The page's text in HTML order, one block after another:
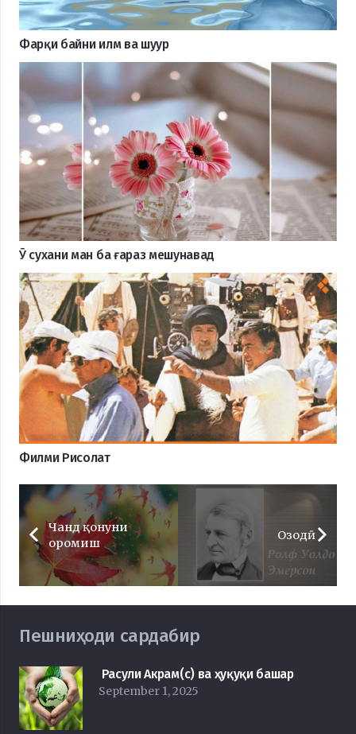
Фарқи байни илм ва шуур
Ӯ сухани ман ба ғараз мешунавад
Филми Рисолат
Чанд қонуни
оромиш
Озодӣ
Пешниҳоди сардабир
Расули Акрам(с) ва ҳуқуқи башар
September 1, 2025